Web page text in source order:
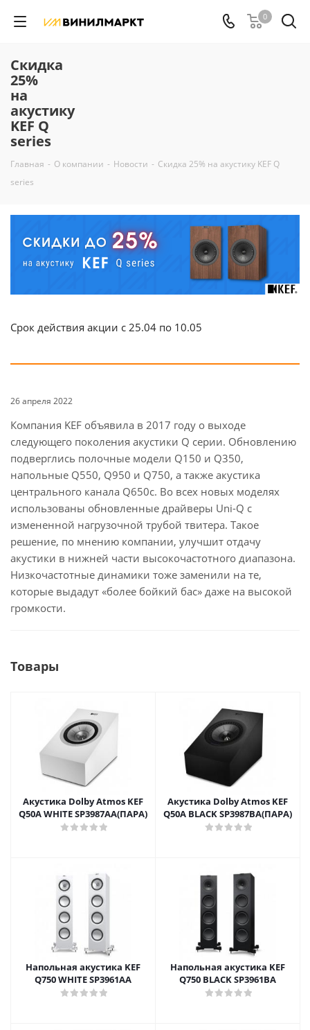
0
Скидка
25%
на
акустику
KEF Q
series
Главная - О компании - Новости - Скидка 25% на акустику KEF Q
series
Срок действия акции с 25.04 по 10.05
26 апреля 2022
Компания KEF объявила в 2017 году о выходе
следующего поколения акустики Q серии. Обновлению
подверглись полочные модели Q150 и Q350,
напольные Q550, Q950 и Q750, а также акустика
центрального канала Q650c. Во всех новых моделях
использованы обновленные драйверы Uni-Q с
измененной нагрузочной трубой твитера. Такое
решение, по мнению компании, улучшит отдачу
акустики в нижней части высокочастотного диапазона.
Низкочастотные динамики тоже заменили на те,
которые выдадут «более бойкий бас» даже на высокой
громкости.
Товары
Акустика Dolby Atmos KEF
Q50A WHITE SP3987AA(ПАРА)
Акустика Dolby Atmos KEF
Q50A BLACK SP3987BA(ПАРА)
Напольная акустика KEF
Q750 WHITE SP3961AA
Напольная акустика KEF
Q750 BLACK SP3961BA